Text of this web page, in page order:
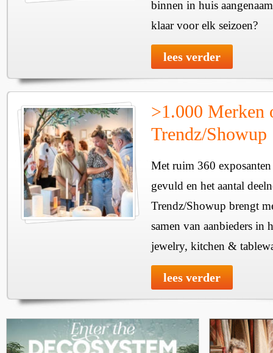
binnen in huis
klaar voor elk seizoen?
lees verder
>1.000 Merken
Trendz/Showup
Met ruim 360
gevuld en het aantal
Trendz/Showup brengt
samen van aanbieders in
jewelry, kitchen &
lees verder